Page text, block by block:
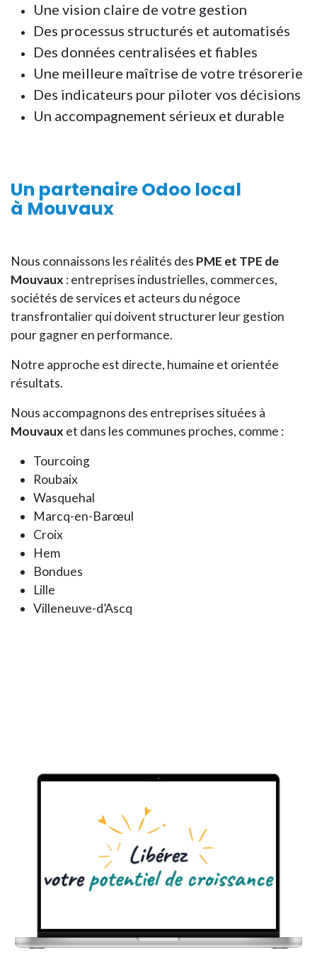
Une vision claire de votre gestion
Des processus structurés et automatisés
Des données centralisées et fiables
Une meilleure maîtrise de votre trésorerie
Des indicateurs pour piloter vos décisions
Un accompagnement sérieux et durable
Un partenaire Odoo local
à Mouvaux
Nous connaissons les réalités des PME et TPE de
Mouvaux : entreprises industrielles, commerces,
sociétés de services et acteurs du négoce
transfrontalier qui doivent structurer leur gestion
pour gagner en performance.
Notre approche est directe, humaine et orientée
résultats.
Nous accompagnons des entreprises situées à
Mouvaux et dans les communes proches, comme :
Tourcoing
Roubaix
Wasquehal
Marcq-en-Barœul
Croix
Hem
Bondues
Lille
Villeneuve-d’Ascq